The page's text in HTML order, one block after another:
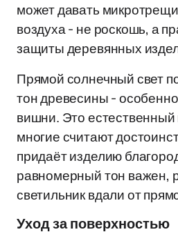
может давать
воздуха - не роскошь, а
защиты деревянных
Прямой солнечный свет
тон древесины -
вишни. Это
многие считают
придаёт изделию
равномерный тон важен,
светильник вдали от
Уход за поверхностью